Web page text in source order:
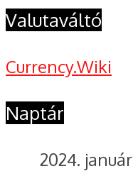
Valutaváltó
Currency.Wiki
Naptár
2024. január